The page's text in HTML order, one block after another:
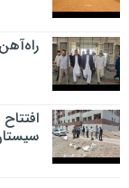
راه‌آهن چابهار